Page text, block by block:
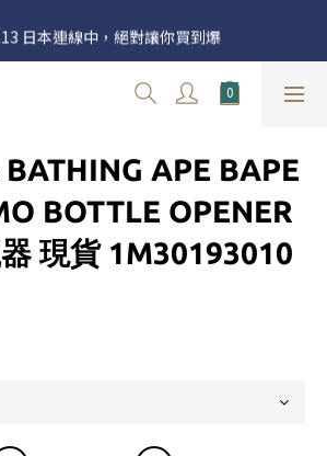
/ 滿 $10000 送 $1500
日本連線中，絕對讓你買到爆
物金  |  消費滿$5000即可免運  |  會員好康制
/ 滿 $10000 送 $1500 APE BAPE
BOTTLE OPENER
現貨 1M30193010